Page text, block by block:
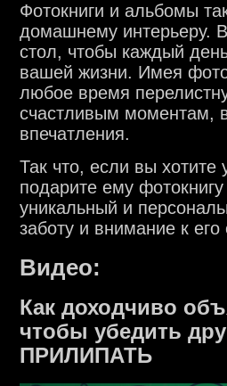
Фотокниги и альбомы
домашнему интерьеру.
стол, чтобы каждый
вашей жизни. Имея
любое время
счастливым моментам,
впечатления.
Так что, если вы хотите
подарите ему
уникальный и
заботу и внимание к
Видео:
Как доходчиво
чтобы убедить
ПРИЛИПАТЬ